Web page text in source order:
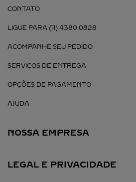
CONTATO
LIGUE PARA (11) 4380 0828
ACOMPANHE SEU PEDIDO
SERVIÇOS DE ENTREGA
OPÇÕES DE PAGAMENTO
AJUDA
NOSSA EMPRESA
LEGAL E PRIVACIDADE